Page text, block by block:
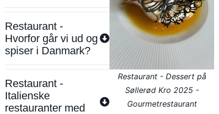
Restaurant -
Hvorfor går vi ud og
spiser i Danmark?
Restaurant -
Italienske
restauranter med
Restaurant - Dessert på
Søllerød Kro 2025 -
Gourmetrestaurant